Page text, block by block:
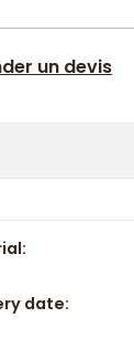
un devis
date: